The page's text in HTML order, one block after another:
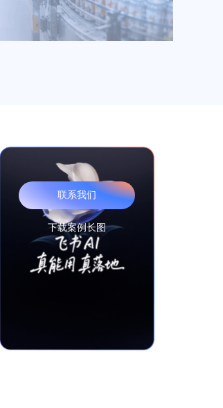
联系我们
下载案例长图